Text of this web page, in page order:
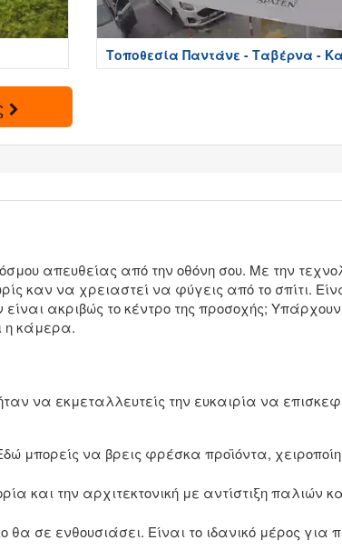
Τοποθεσία Παντάνε - Ταβέρνα -
απευθείας από την οθόνη σου. Με την
καν να χρειαστεί να φύγεις από το σπίτι.
ακριβώς το κέντρο της προσοχής;
η κάμερα.
να εκμεταλλευτείς την ευκαιρία να
μπορείς να βρεις φρέσκα προϊόντα,
και την αρχιτεκτονική με αντίστιξη παλιών
σε ενθουσιάσει. Είναι το ιδανικό μέρος για